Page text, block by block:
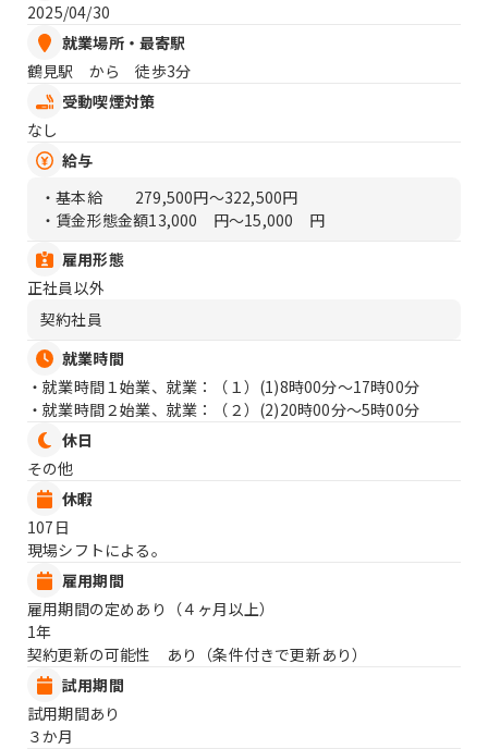
2025/04/30
就業場所・最寄駅
鶴見駅 から 徒歩3分
受動喫煙対策
なし
給与
・基本給
279,500円〜322,500円
・賃金形態金額13,000 円〜15,000 円
雇用形態
正社員以外
契約社員
就業時間
・就業時間１始業、就業：（１） (1)8時00分〜17時00分
・就業時間２始業、就業：（２） (2)20時00分〜5時00分
休日
その他
休暇
107日
現場シフトによる。
雇用期間
雇用期間の定めあり（４ヶ月以上）
1年
契約更新の可能性 あり（条件付きで更新あり）
試用期間
試用期間あり
３か月